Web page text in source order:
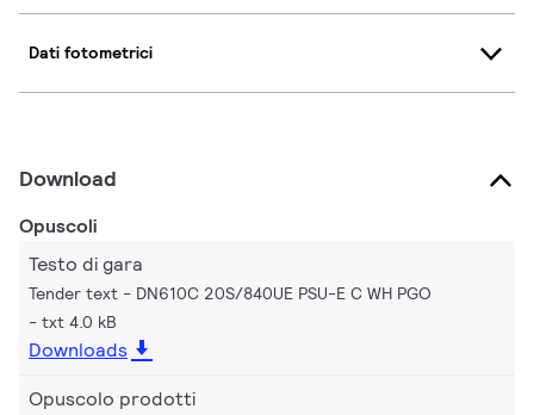
Dati fotometrici
Download
Opuscoli
Testo di gara
Tender text - DN610C 20S/840UE PSU-E C WH PGO
txt 4.0 kB
Downloads
Opuscolo prodotti